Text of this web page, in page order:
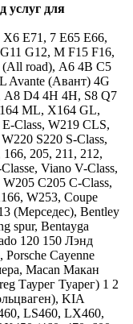
услуг для
Е71, 7 E65 E66,
G12, M F15 F16,
(All road), А6 4В С5
Avante (Авант) 4G
А8 D4 4H 4Н, S8 Q7
ML, X164 GL,
Class, W219 CLS,
S220 S-Class,
205, 211, 212,
Viano V-Class,
C205 C-Class,
W253, Coupe
(Мерседес), Bentley
spur, Bentayga
120 150 Лэнд
Porsche Cayenne
Macan Макан
Таурег Туарег) 1 2
KIA
LS460, LX460,